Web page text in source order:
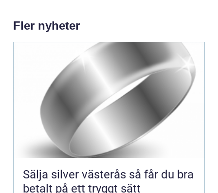
Fler nyheter
Sälja silver västerås så får du bra
betalt på ett tryggt sätt